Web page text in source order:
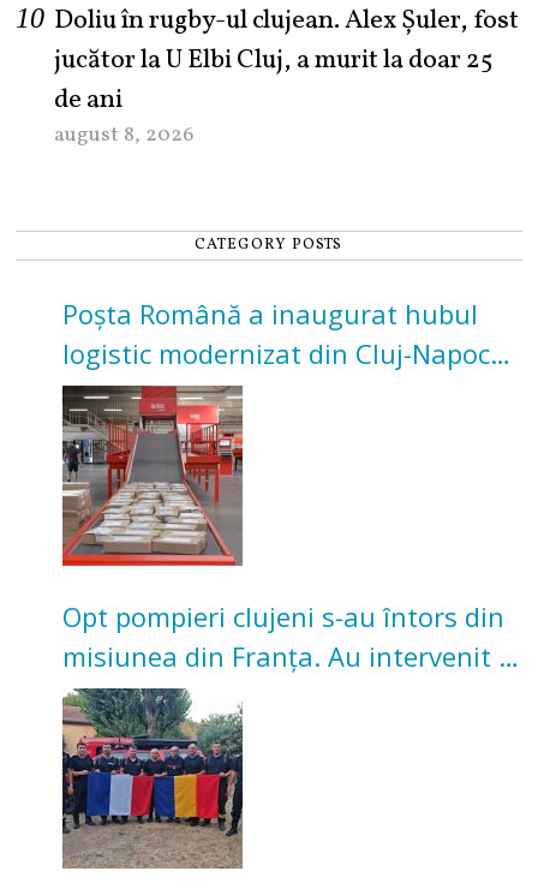
Doliu în rugby-ul clujean. Alex Șuler, fost
jucător la U Elbi Cluj, a murit la doar 25
de ani
august 8, 2026
CATEGORY POSTS
Poșta Română a inaugurat hubul
logistic modernizat din Cluj-Napoca.
Investiție de 3 milioane de euro
Opt pompieri clujeni s-au întors din
misiunea din Franța. Au intervenit la
incendii de vegetație și pădure